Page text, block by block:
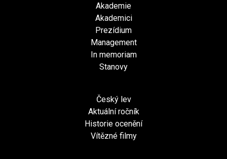
Akademie
Akademici
Prezídium
Management
In memoriam
Stanovy
Český lev
Aktuální ročník
Historie ocenění
Vítězné filmy